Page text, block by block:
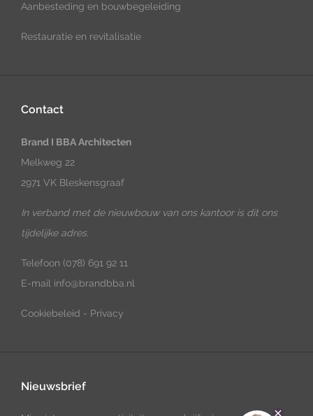
Aanbesteding en bouwbegeleiding
Restauratie en revitalisatie
Contact
Brand I BBA Architecten
Melkweg 22
2971 VK Bleskensgraaf
In verband met de nieuwbouw van ons kantoor is dit ons
tijdelijke adres.
Telefoon (078) 691 92 11
E-mail info@brandbba.nl
Cookiebeleid - Privacy
Nieuwsbrief